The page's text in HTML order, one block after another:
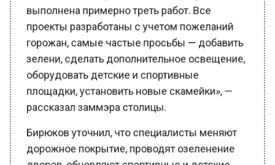
проекты разработаны с учетом пожеланий
горожан, самые частые просьбы — добавить
зелени, сделать дополнительное освещение,
оборудовать детские и спортивные
площадки, установить новые скамейки», —
рассказал заммэра столицы.
дорожное покрытие, проводят озеленение
дворов, обновляют спортивные и детские